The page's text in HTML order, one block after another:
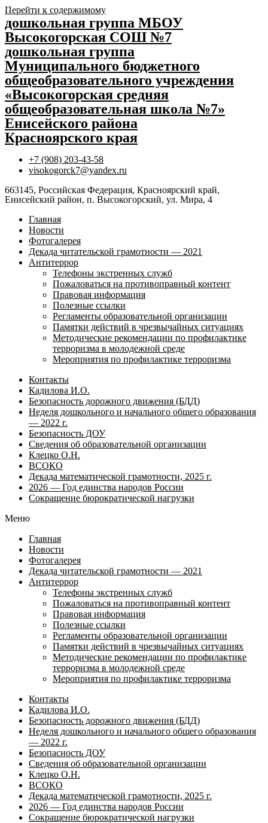
Перейти к содержимому
дошкольная группа МБОУ
Высокогорская СОШ №7
дошкольная группа
Муниципального бюджетного
общеобразовательного учреждения
«Высокогорская средняя
общеобразовательная школа №7»
Енисейского района
Красноярского края
+7 (908) 203-43-58
visokogorck7@yandex.ru
663145, Российская Федерация, Красноярский край,
Енисейский район, п. Высокогорский, ул. Мира, 4
Главная
Новости
Фотогалерея
Декада читательской грамотности — 2021
Антитеррор
Телефоны экстренных служб
Пожаловаться на противоправный контент
Правовая информация
Полезные ссылки
Регламенты образовательной организации
Памятки действий в чрезвычайных ситуациях
Методические рекомендации по профилактике
терроризма в молодежной среде
Мероприятия по профилактике терроризма
Контакты
Кадилова И.О.
Безопасность дорожного движения (БДД)
Неделя дошкольного и начального общего образования
— 2022 г.
Безопасность ДОУ
Сведения об образовательной организации
Клецко О.Н.
ВСОКО
Декада математической грамотности, 2025 г.
2026 — Год единства народов России
Сокращение бюрократической нагрузки
Меню
Главная
Новости
Фотогалерея
Декада читательской грамотности — 2021
Антитеррор
Телефоны экстренных служб
Пожаловаться на противоправный контент
Правовая информация
Полезные ссылки
Регламенты образовательной организации
Памятки действий в чрезвычайных ситуациях
Методические рекомендации по профилактике
терроризма в молодежной среде
Мероприятия по профилактике терроризма
Контакты
Кадилова И.О.
Безопасность дорожного движения (БДД)
Неделя дошкольного и начального общего образования
— 2022 г.
Безопасность ДОУ
Сведения об образовательной организации
Клецко О.Н.
ВСОКО
Декада математической грамотности, 2025 г.
2026 — Год единства народов России
Сокращение бюрократической нагрузки